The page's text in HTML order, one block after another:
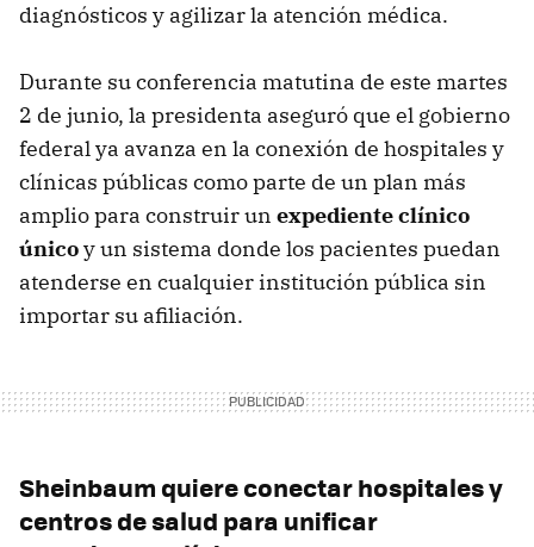
diagnósticos y agilizar la atención médica.
Durante su conferencia matutina de este martes
2 de junio, la presidenta aseguró que el gobierno
federal ya avanza en la conexión de hospitales y
clínicas públicas como parte de un plan más
amplio para construir un expediente clínico
únicoy un sistema donde los pacientes puedan
atenderse en cualquier institución pública sin
importar su afiliación.
Sheinbaum quiere conectar hospitales y
centros de salud para unificar